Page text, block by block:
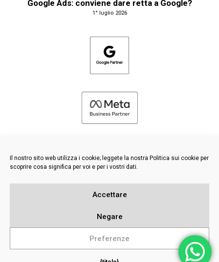
Il nostro sito web utilizza i cookie; leggete la nostra Politica sui cookie per
scoprire cosa significa per voi e per i vostri dati.
Accettare
Negare
Preferenze
Google Ads: conviene dare retta a Google?
1° luglio 2026
2026 FRESH PIES LTD - TUTTI I DIRITTI RISERVATI
Base di conoscenza
Mappa del sito